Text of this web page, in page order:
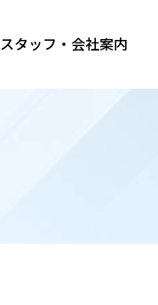
スタッフ・会社案内